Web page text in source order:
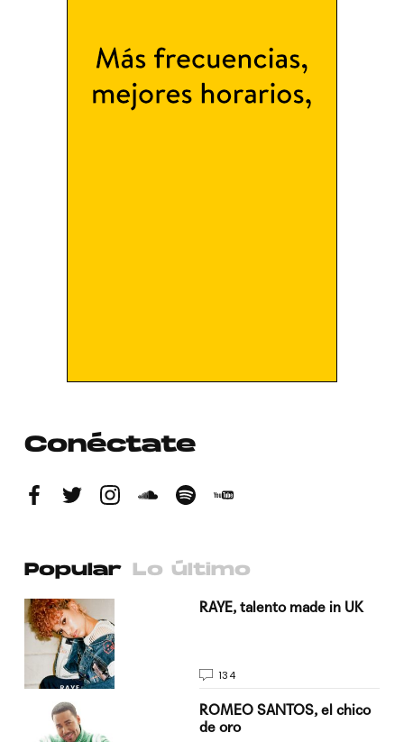
Conéctate
Popular Lo último
RAYE, talento made in UK
134
ROMEO SANTOS, el chico
de oro